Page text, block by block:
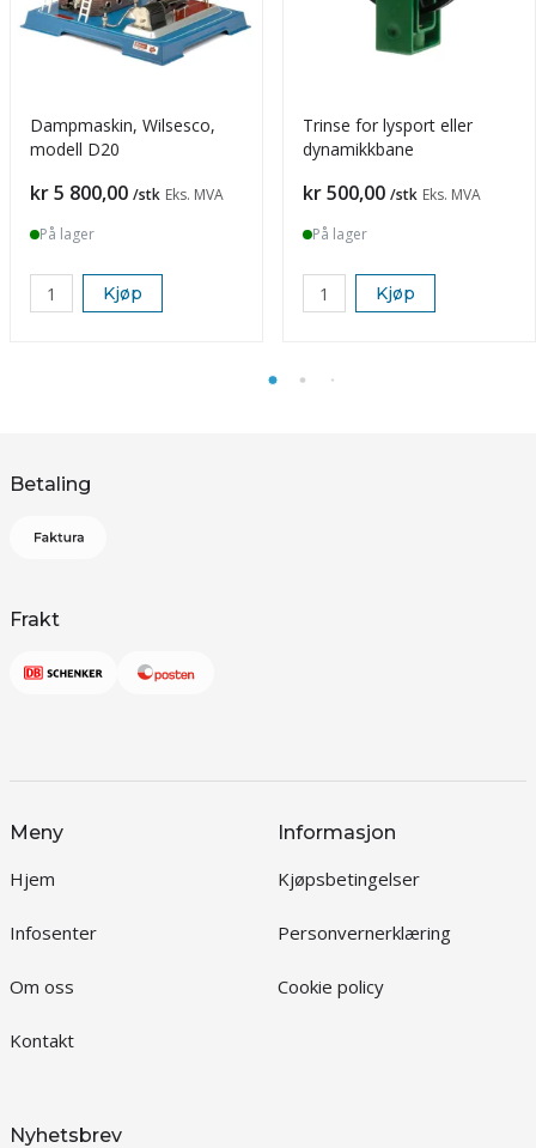
Dampmaskin, Wilsesco,
modell D20
Pris
kr 5 800,00 /stk Eks. MVA
På lager
Kjøp
Trinse for lysport eller
dynamikkbane
Pris
kr 500,00 /stk Eks. MVA
På lager
Kjøp
Betaling
Frakt
Meny
Hjem
Infosenter
Om oss
Kontakt
Informasjon
Kjøpsbetingelser
Personvernerklæring
Cookie policy
Nyhetsbrev